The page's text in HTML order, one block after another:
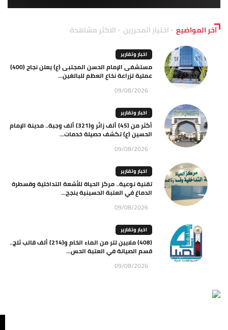
آخر المواضيع اختيار المحررين الاكثر مشاهدة
اخبار وتقارير
مستشفى الإمام الحسن المجتبى (ع) يعلن نجاح (400)
عملية لزراعة نخاع العظم للبالغين...
09/08/2026
اخبار وتقارير
أكثر من (45) ألف زائر و(321) ألف وجبة.. مدينة الإمام
الحسين (ع) تكشف حصيلة خدمات...
09/08/2026
اخبار وتقارير
تقنية نوعية.. مركز الحياة للأشعة التداخلية وقسطرة
الدماغ في العتبة الحسينية ينجح...
09/08/2026
اخبار وتقارير
(408) ملايين لتر من الماء الخام و(214) ألف قالب ثلج..
قسم الصيانة في العتبة الحس...
09/08/2026